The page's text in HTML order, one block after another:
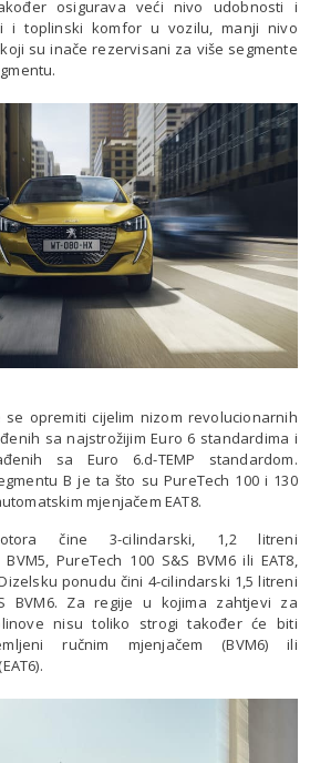
osigurava veći nivo udobnosti i
i toplinski komfor u vozilu, manji nivo
su inače rezervisani za više segmente
se opremiti cijelim nizom revolucionarnih
sa najstrožijim Euro 6 standardima i
sa Euro 6.d-TEMP standardom.
B je ta što su PureTech 100 i 130
mjenjačem EAT8.
čine 3-cilindarski, 1,2 litreni
PureTech 100 S&S BVM6 ili EAT8,
ponudu čini 4-cilindarski 1,5 litreni
BVM6. Za regije u kojima zahtjevi za
nisu toliko strogi također će biti
ručnim mjenjačem (BVM6) ili